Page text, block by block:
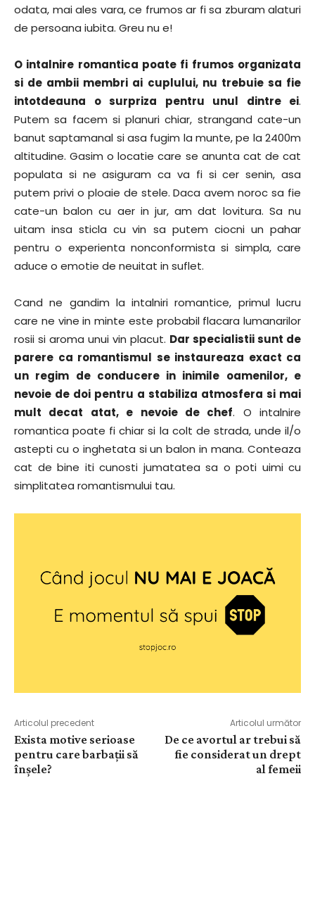
odata, mai ales vara, ce frumos ar fi sa zburam alaturi
de persoana iubita. Greu nu e!
O intalnire romantica poate fi frumos organizata
si de ambii membri ai cuplului, nu trebuie sa fie
intotdeauna o surpriza pentru unul dintre ei.
Putem sa facem si planuri chiar, strangand cate-un
banut saptamanal si asa fugim la munte, pe la 2400m
altitudine. Gasim o locatie care se anunta cat de cat
populata si ne asiguram ca va fi si cer senin, asa
putem privi o ploaie de stele. Daca avem noroc sa fie
cate-un balon cu aer in jur, am dat lovitura. Sa nu
uitam insa sticla cu vin sa putem ciocni un pahar
pentru o experienta nonconformista si simpla, care
aduce o emotie de neuitat in suflet.
Cand ne gandim la intalniri romantice, primul lucru
care ne vine in minte este probabil flacara lumanarilor
rosii si aroma unui vin placut. Dar specialistii sunt de
parere ca romantismul se instaureaza exact ca
un regim de conducere in inimile oamenilor, e
nevoie de doi pentru a stabiliza atmosfera si mai
mult decat atat, e nevoie de chef. O intalnire
romantica poate fi chiar si la colt de strada, unde il/o
astepti cu o inghetata si un balon in mana. Conteaza
cat de bine iti cunosti jumatatea sa o poti uimi cu
simplitatea romantismului tau.
Articolul precedent
Exista motive serioase
pentru care barbații să
înșele?
Articolul următor
De ce avortul ar trebui să
fie considerat un drept
al femeii